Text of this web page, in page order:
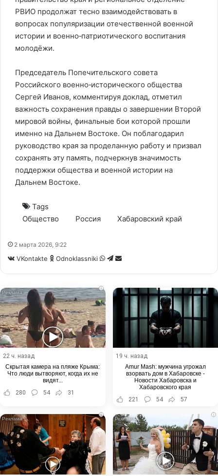
РВИО продолжат тесно взаимодействовать в
вопросах популяризации отечественной военной
истории и военно‑патриотического воспитания
молодёжи.
Председатель Попечительского совета
Российского военно‑исторического общества
Сергей Иванов, комментируя доклад, отметил
важность сохранения правды о завершении Второй
мировой войны, финальные бои которой прошли
именно на Дальнем Востоке. Он поблагодарил
руководство края за проделанную работу и призвал
сохранять эту память, подчеркнув значимость
поддержки общества и военной истории на
Дальнем Востоке.
Tags
Общество
Россия Хабаровский край
2 марта 2026, 9:22
VKontakte Odnoklassniki WhatsApp
Telegram
Share
i
22 ч. назад
Скрытая камера на пляже Крыма:
Что люди вытворяют, когда их не
видят...
280
54 31
19 ч. назад
Amur Mash: мужчина угрожал
взорвать дом в Хабаровске -
Новости Хабаровска и
Хабаровского края
221
54 57
i i